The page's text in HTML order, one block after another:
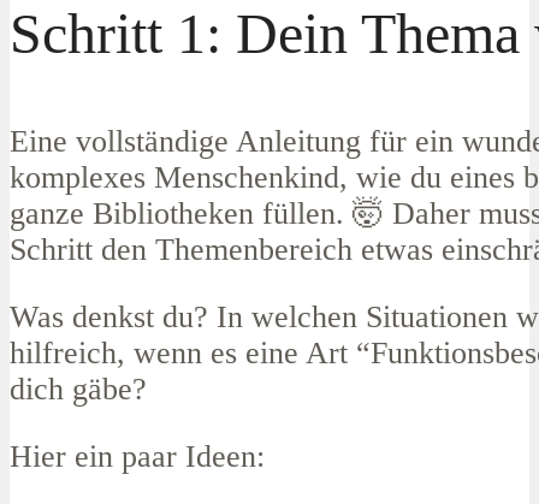
Schritt 1: Dein Thema
Eine vollständige Anleitung für ein
komplexes Menschenkind, wie du eines
ganze Bibliotheken füllen. 🤯 Daher
Schritt den Themenbereich etwas
Was denkst du? In welchen Situationen
hilfreich, wenn es eine Art
dich gäbe?
Hier ein paar Ideen: